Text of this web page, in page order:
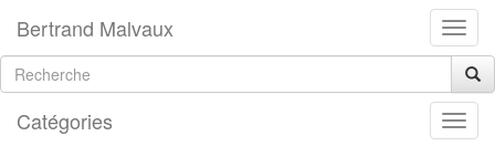
Bertrand Malvaux
Catégories